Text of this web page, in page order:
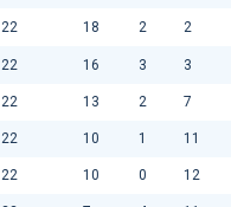
22 18 2 2
22 16 3 3
22 13 2 7
22 10 1 11
22 10 0 12